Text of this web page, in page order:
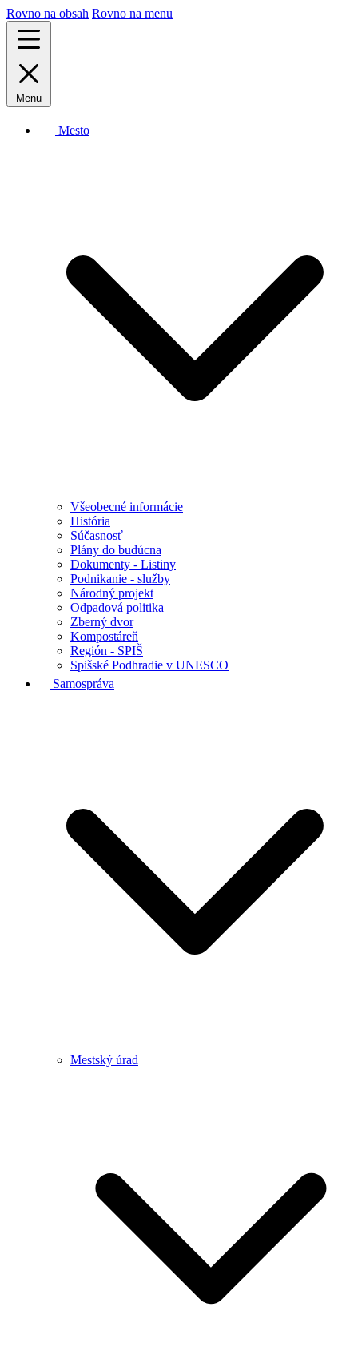
Rovno na obsah Rovno na menu
Menu
Mesto
Všeobecné informácie
História
Súčasnosť
Plány do budúcna
Dokumenty - Listiny
Podnikanie - služby
Národný projekt
Odpadová politika
Zberný dvor
Kompostáreň
Región - SPIŠ
Spišské Podhradie v UNESCO
Samospráva
Mestský úrad